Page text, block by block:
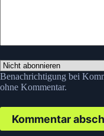
Benachrichtigung bei
ohne Kommentar.
Kommentar